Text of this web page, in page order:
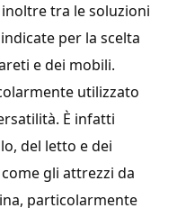
tra le soluzioni
per la scelta
e dei mobili.
utilizzato
È infatti
del letto e dei
gli attrezzi da
particolarmente